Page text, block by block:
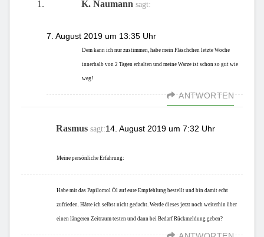
K. Naumann sagt:
7. August 2019 um 13:35 Uhr
Dem kann ich nur zustimmen, habe mein Fläschchen letzte Woche
innerhalb von 2 Tagen erhalten und meine Warze ist schon so gut wie
weg!
ANTWORTEN
Rasmus sagt:14. August 2019 um 7:32 Uhr
Meine persönliche Erfahrung:
Habe mir das Papilomol Öl auf eure Empfehlung bestellt und bin damit echt
zufrieden. Hätte ich selbst nicht gedacht. Werde dieses jetzt noch weiterhin über
einen längeren Zeitraum testen und dann bei Bedarf Rückmeldung geben?